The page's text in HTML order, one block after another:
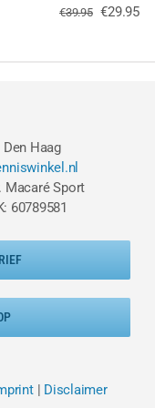
€39.95 €29.95
Haag
Macaré Sport
60789581
| Disclaimer